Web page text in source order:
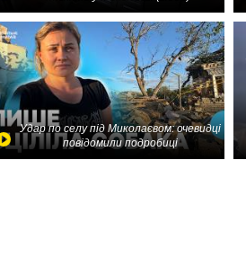
Удар по селу під Миколаєвом: очевидці
повідомили подробиці